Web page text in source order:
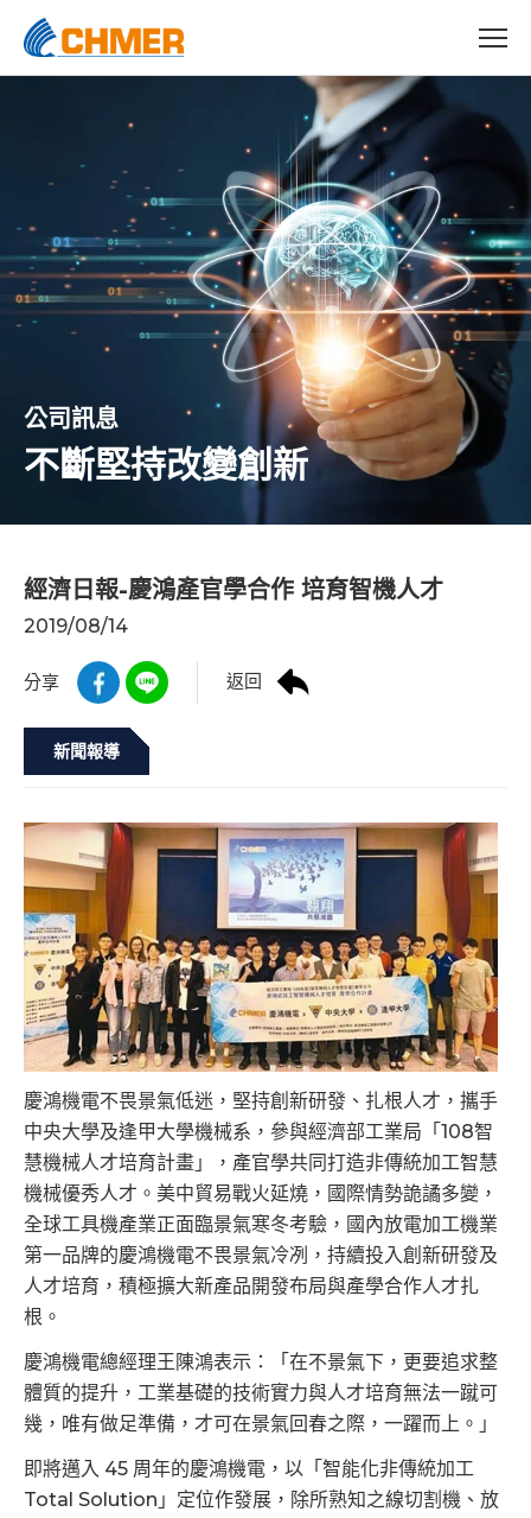
公司訊息
不斷堅持改變創新
經濟日報-慶鴻產官學合作 培育智機人才
2019/08/14
分享 返回
新聞報導
慶鴻機電不畏景氣低迷，堅持創新研發、扎根人才，攜手
中央大學及逢甲大學機械系，參與經濟部工業局「108智
慧機械人才培育計畫」，產官學共同打造非傳統加工智慧
機械優秀人才。美中貿易戰火延燒，國際情勢詭譎多變，
全球工具機產業正面臨景氣寒冬考驗，國內放電加工機業
第一品牌的慶鴻機電不畏景氣冷冽，持續投入創新研發及
人才培育，積極擴大新產品開發布局與產學合作人才扎
根。
慶鴻機電總經理王陳鴻表示：「在不景氣下，更要追求整
體質的提升，工業基礎的技術實力與人才培育無法一蹴可
幾，唯有做足準備，才可在景氣回春之際，一躍而上。」
即將邁入 45 周年的慶鴻機電，以「智能化非傳統加工
Total Solution」定位作發展，除所熟知之線切割機、放